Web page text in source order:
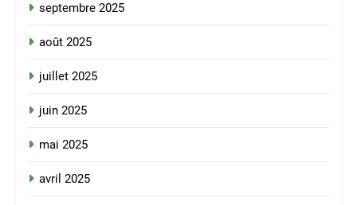
septembre 2025
août 2025
juillet 2025
juin 2025
mai 2025
avril 2025